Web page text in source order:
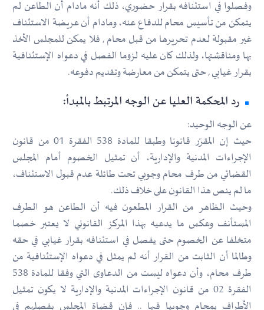
وفصلوا في استئنافه بقرار حضوري، ذلك أنه مادام أن الطاعن لم
يتمكن من تأسيس محام للدفاع عنه، ومادام أن عريضة الاستئناف
غير مقبولة لعدم تحريرها من قبل محام , فلا يمكن للمجلس الأخذ
بها ومناقشتها، ولذلك كان عليه لزوما الفصل في دعواه الإستئنافية
بقرار غيابي , حتى يتمكن من معارضة وتقديم دفوعه.
رد المحكمة العليا عن الوجه المرتبط بالمبدأ:
عن الوجه الوحيد:
حيث إن المقرّر قانونا وطبقا للمادة 538 الفقرة 01 من قانون
الإجراءات المدنية والإدارية، أن تمثيل الخصوم أمام المجلس
القضائي من طرف محام وجوبي تحت طائلة عدم قبول الاستئناف،
ما لم ينص هذا القانون على خلاف ذلك.
وحيث الظاهر من القرار المطعون فيه أن الطاعن هو الطرف
المستأنف وعكس ما يدعيه بهذا المركز القانوني لا يعتبر خصما
متخلفا عن الخصوم حتى يفصل في استئنافه بقرار غيابي في حقه
وطالما أن الثابت من القرار أنه لم يمثل في دعواه الإستئنافية من
طرف محام، وأن دعواه ليست من الدعاوى التي وفقا للمادة 538
الفقرة 02 من قانون الإجراءات المدنية والإدارية لا يكون تمثيل